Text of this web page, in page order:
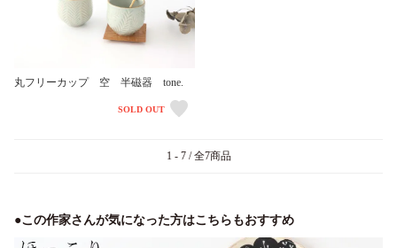
丸フリーカップ 空 半磁器 tone.
SOLD OUT
1 - 7 / 全7商品
●この作家さんが気になった方はこちらもおすすめ